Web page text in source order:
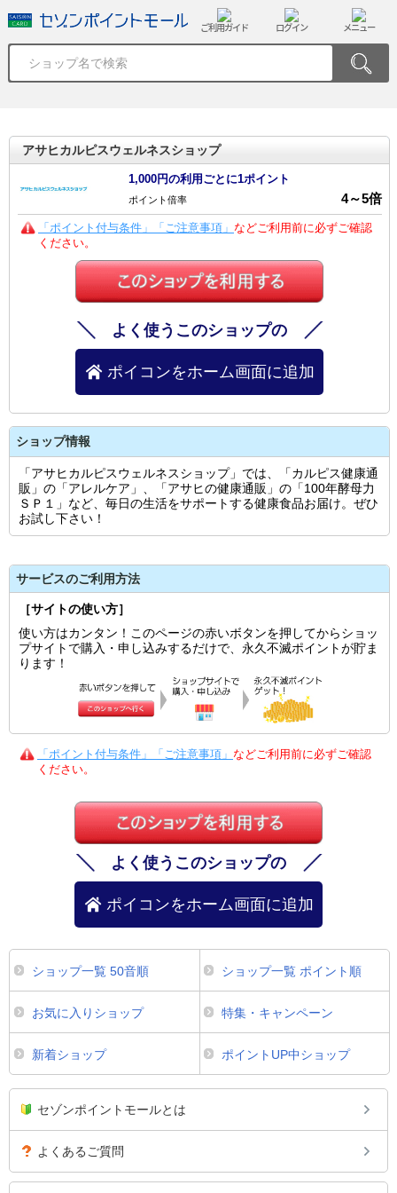
ご利用ガイド ログイン メニュー
アサヒカルピスウェルネスショップ
1,000円の利用ごとに1ポイント
ポイント倍率 4～5倍
「ポイント付与条件」「ご注意事項」 などご利用前に必ずご確認
ください。
よく使うこのショップの
ポイコンをホーム画面に追加
ショップ情報
「アサヒカルピスウェルネスショップ」では、「カルピス健康通
販」の「アレルケア」、「アサヒの健康通販」の「100年酵母力
ＳＰ１」など、毎日の生活をサポートする健康食品お届け。ぜひ
お試し下さい！
サービスのご利用方法
［サイトの使い方］
使い方はカンタン！このページの赤いボタンを押してからショッ
プサイトで購入・申し込みするだけで、永久不滅ポイントが貯ま
ります！
「ポイント付与条件」「ご注意事項」 などご利用前に必ずご確認
ください。
よく使うこのショップの
ポイコンをホーム画面に追加
ショップ一覧 50音順 ショップ一覧 ポイント順
お気に入りショップ 特集・キャンペーン
新着ショップ ポイントUP中ショップ
セゾンポイントモールとは
よくあるご質問